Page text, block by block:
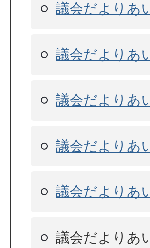
議会だよりあ
議会だよりあ
議会だよりあ
議会だよりあ
議会だよりあ
議会だよりあ